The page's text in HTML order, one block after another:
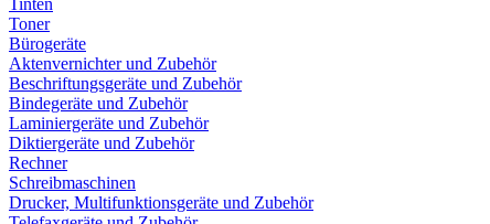
Tinten
Toner
Bürogeräte
Aktenvernichter und Zubehör
Beschriftungsgeräte und Zubehör
Bindegeräte und Zubehör
Laminiergeräte und Zubehör
Diktiergeräte und Zubehör
Rechner
Schreibmaschinen
Drucker, Multifunktionsgeräte und Zubehör